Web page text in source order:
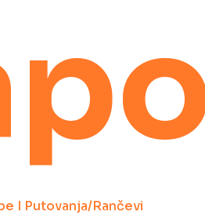
I Putovanja/Rančevi